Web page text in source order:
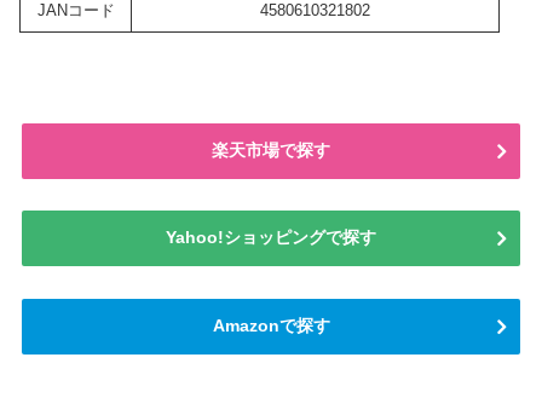
JANコード 4580610321802
楽天市場で探す
Yahoo!ショッピングで探す
Amazonで探す